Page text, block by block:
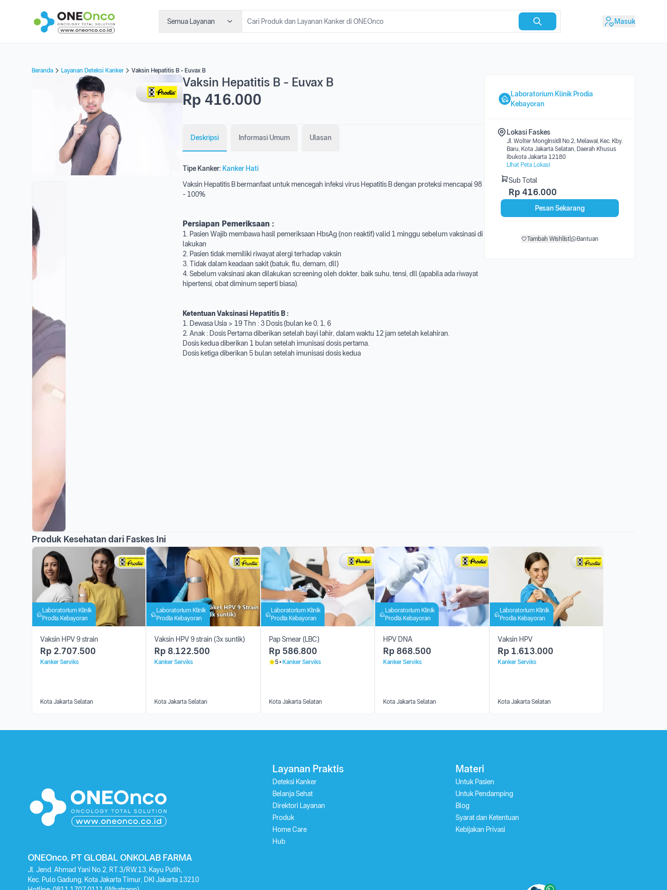
Semua Layanan Masuk
Beranda Layanan Deteksi Kanker Vaksin Hepatitis B - Euvax B
Vaksin Hepatitis B - Euvax B
Rp 416.000
Deskripsi Informasi Umum Ulasan
Tipe Kanker: Kanker Hati
Vaksin Hepatitis B bermanfaat untuk mencegah infeksi virus Hepatitis B dengan proteksi mencapai 98
- 100%
Persiapan Pemeriksaan :
1. Pasien Wajib membawa hasil pemeriksaan HbsAg (non reaktif) valid 1 minggu sebelum vaksinasi di
lakukan
2. Pasien tidak memiliki riwayat alergi terhadap vaksin
3. Tidak dalam keadaan sakit (batuk, flu, demam, dll)
4. Sebelum vaksinasi akan dilakukan screening oleh dokter, baik suhu, tensi, dll (apabila ada riwayat
hipertensi, obat diminum seperti biasa).
Ketentuan Vaksinasi Hepatitis B :
1. Dewasa Usia > 19 Thn : 3 Dosis (bulan ke 0, 1, 6
2. Anak : Dosis Pertama diberikan setelah bayi lahir, dalam waktu 12 jam setelah kelahiran.
Dosis kedua diberikan 1 bulan setelah imunisasi dosis pertama.
Dosis ketiga diberikan 5 bulan setelah imunisasi dosis kedua
Laboratorium Klinik Prodia
Kebayoran
Lokasi Faskes
Jl. Wolter Monginsidi No.2, Melawai, Kec. Kby.
Baru, Kota Jakarta Selatan, Daerah Khusus
Ibukota Jakarta 12180
Lihat Peta Lokasi
Sub Total
Rp 416.000
Pesan Sekarang
Tambah Wishlist Bantuan
Produk Kesehatan dari Faskes Ini
Laboratorium Klinik
Prodia Kebayoran
Vaksin HPV 9 strain
Rp 2.707.500
Kanker Serviks
Kota Jakarta Selatan
Laboratorium Klinik
Prodia Kebayoran
Vaksin HPV 9 strain (3x suntik)
Rp 8.122.500
Kanker Serviks
Kota Jakarta Selatan
Laboratorium Klinik
Prodia Kebayoran
Pap Smear (LBC)
Rp 586.800
5 Kanker Serviks
Kota Jakarta Selatan
Laboratorium Klinik
Prodia Kebayoran
HPV DNA
Rp 868.500
Kanker Serviks
Kota Jakarta Selatan
Laboratorium Klinik
Prodia Kebayoran
Vaksin HPV
Rp 1.613.000
Kanker Serviks
Kota Jakarta Selatan
ONEOnco, PT GLOBAL ONKOLAB FARMA
Jl. Jend. Ahmad Yani No.2, RT.3/RW.13, Kayu Putih,
Kec. Pulo Gadung, Kota Jakarta Timur, DKI Jakarta 13210
Layanan Praktis
Deteksi Kanker
Belanja Sehat
Direktori Layanan
Produk
Home Care
Hub
Materi
Untuk Pasien
Untuk Pendamping
Blog
Syarat dan Ketentuan
Kebijakan Privasi